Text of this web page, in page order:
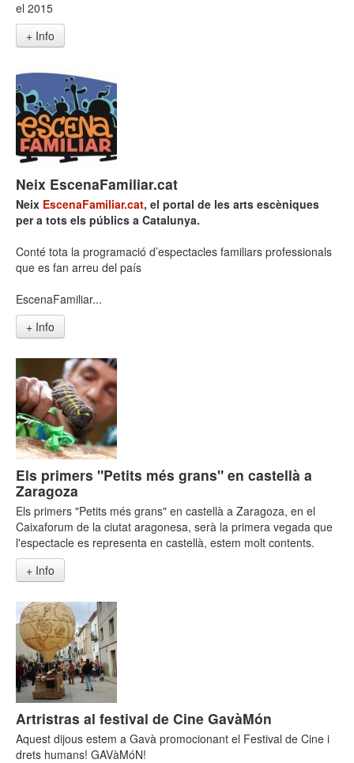
el 2015
+ Info
Neix EscenaFamiliar.cat
Neix EscenaFamiliar.cat, el portal de les arts escèniques
per a tots els públics a Catalunya.
Conté tota la programació d’espectacles familiars professionals
que es fan arreu del país
EscenaFamiliar...
+ Info
Els primers "Petits més grans" en castellà a
Zaragoza
Els primers "Petits més grans" en castellà a Zaragoza, en el
Caixaforum de la ciutat aragonesa, serà la primera vegada que
l'espectacle es representa en castellà, estem molt contents.
+ Info
Artristras al festival de Cine GavàMón
Aquest dijous estem a Gavà promocionant el Festival de Cine i
drets humans! GAVàMóN!